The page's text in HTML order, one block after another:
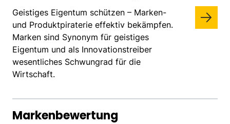
Geistiges Eigentum schützen – Marken-
und Produktpiraterie effektiv bekämpfen.
Marken sind Synonym für geistiges
Eigentum und als Innovationstreiber
wesentliches Schwungrad für die
Wirtschaft.
Markenbewertung